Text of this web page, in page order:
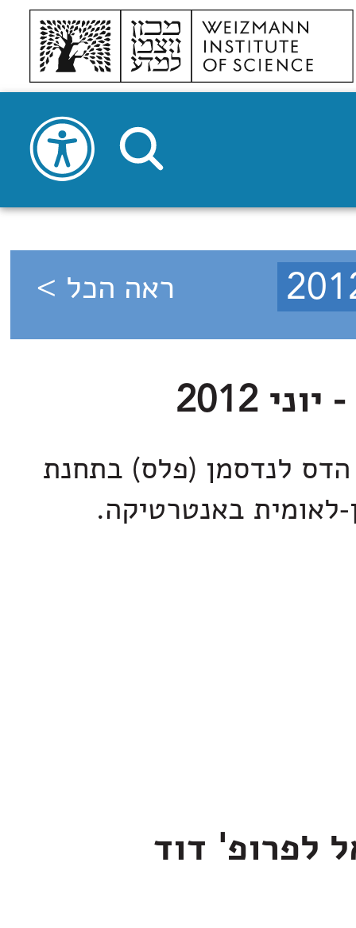
ראה הכל >
לנדסמן (פלס) בתחנת
לאומית באנטרטיקה.
לפרופ' דוד